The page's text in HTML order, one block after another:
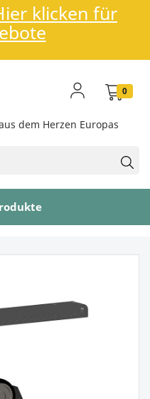
klicken für
dem Herzen Europas
0